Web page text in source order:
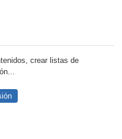
crear listas de